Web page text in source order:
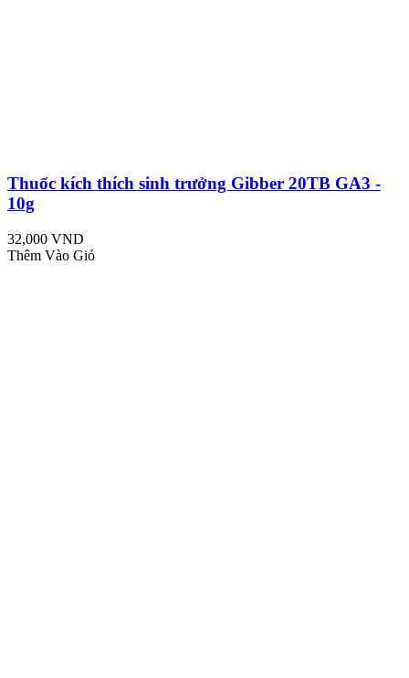
Thuốc kích thích sinh trưởng Gibber 20TB GA3 -
10g
32,000 VND
Thêm Vào Giỏ